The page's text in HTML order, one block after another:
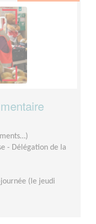
- Délégation de la
(le jeudi